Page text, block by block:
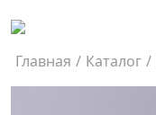
Главная / Каталог /